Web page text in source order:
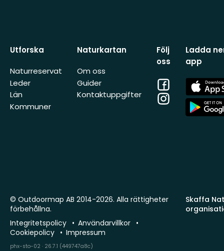
Utforska
Naturreservat
Leder
Län
Kommuner
Naturkartan
Om oss
Guider
Kontaktuppgifter
Följ
oss
Facebook
Instagram
Ladda
app
App
Store
App
Store
Skaffa
© Outdoormap AB 2014-2026. Alla rättigheter
förbehållna.
Integritetspolicy
Användarvillkor
Cookiepolicy
Impressum
phx-sto-02 · 26.7.1 (449747a8c)